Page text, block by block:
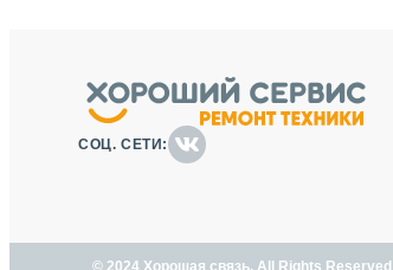
СОЦ. СЕТИ:
© 2024 Хорошая связь. All Rights Reserved